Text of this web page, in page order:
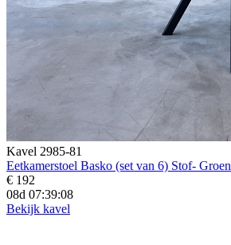
Kavel 2985-81
Eetkamerstoel Basko (set van 6) Stof- Groen
€ 192
08d 07:39:07
Bekijk kavel